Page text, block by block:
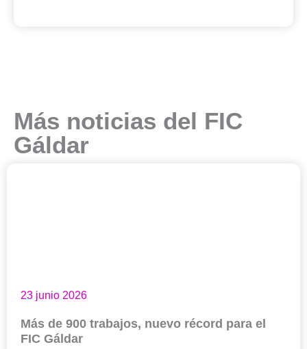
Más noticias del FIC
Gáldar
23 junio 2026
Más de 900 trabajos, nuevo récord para el
FIC Gáldar